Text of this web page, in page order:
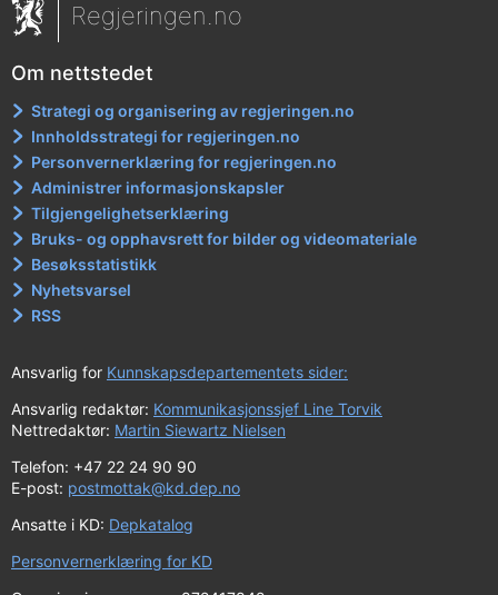
Regjeringen.no
Om nettstedet
Strategi og organisering av regjeringen.no
Innholdsstrategi for regjeringen.no
Personvernerklæring for regjeringen.no
Administrer informasjonskapsler
Tilgjengelighetserklæring
Bruks- og opphavsrett for bilder og videomateriale
Besøksstatistikk
Nyhetsvarsel
RSS
Ansvarlig for Kunnskapsdepartementets sider:
Ansvarlig redaktør: Kommunikasjonssjef Line Torvik
Nettredaktør: Martin Siewartz Nielsen
Telefon: +47 22 24 90 90
E-post: postmottak@kd.dep.no
Ansatte i KD: Depkatalog
Personvernerklæring for KD